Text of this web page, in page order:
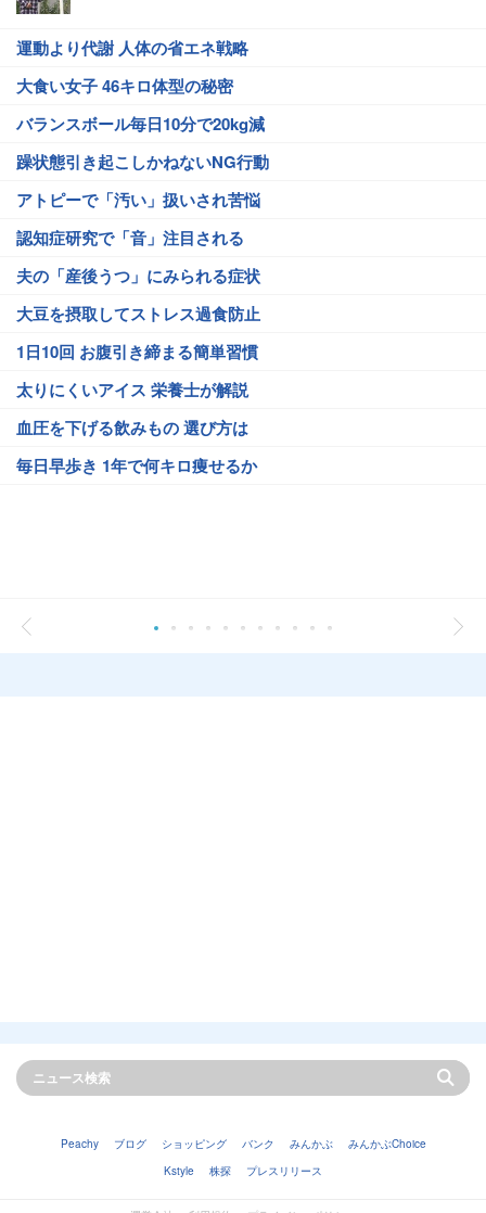
運動より代謝 人体の省エネ戦略
大食い女子 46キロ体型の秘密
バランスボール毎日10分で20kg減
躁状態引き起こしかねないNG行動
アトピーで「汚い」扱いされ苦悩
認知症研究で「音」注目される
夫の「産後うつ」にみられる症状
大豆を摂取してストレス過食防止
1日10回 お腹引き締まる簡単習慣
太りにくいアイス 栄養士が解説
血圧を下げる飲みもの 選び方は
毎日早歩き 1年で何キロ痩せるか
Peachy ブログ ショッピング バンク みんかぶ
みんかぶChoice
Kstyle
株探 プレスリリース